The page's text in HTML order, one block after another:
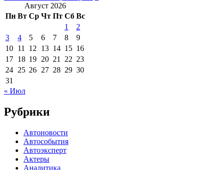
Август 2026
Пн Вт Ср Чт Пт Сб Вс
1
2
3
4 5 6 7 8
9
10 11 12 13 14 15 16
17 18 19 20 21 22 23
24 25 26 27 28 29 30
31
« Июл
Рубрики
Автоновости
Автособытия
Автоэксперт
Актеры
Аналитика